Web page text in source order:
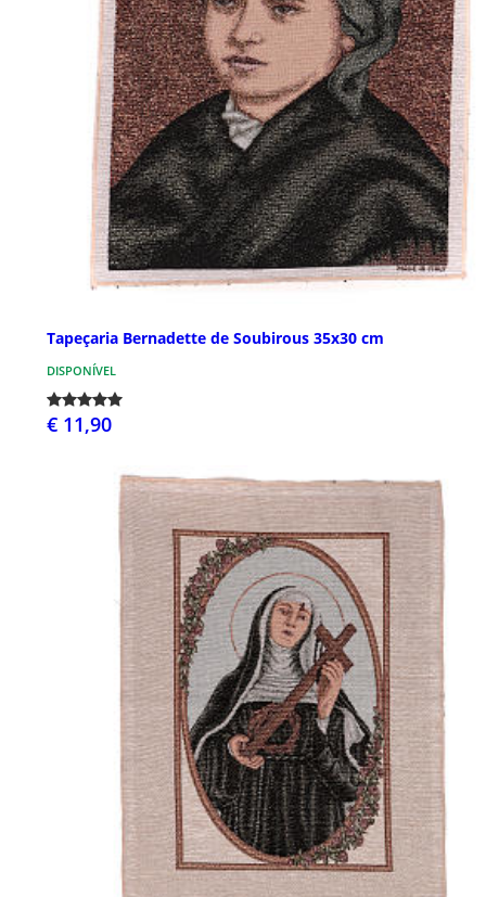
Tapeçaria Bernadette de Soubirous 35x30 cm
DISPONÍVEL
€ 11,90